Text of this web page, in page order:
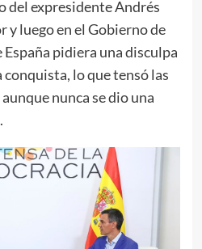
del expresidente Andrés
y luego en el Gobierno de
pidiera una disculpa
conquista, lo que tensó las
nunca se dio una